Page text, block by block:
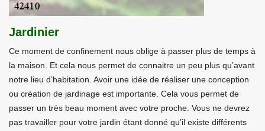
Jardinier
Ce moment de confinement nous oblige à passer plus de temps à
la maison. Et cela nous permet de connaitre un peu plus qu’avant
notre lieu d’habitation. Avoir une idée de réaliser une conception
ou création de jardinage est importante. Cela vous permet de
passer un très beau moment avec votre proche. Vous ne devrez
pas travailler pour votre jardin étant donné qu’il existe différents